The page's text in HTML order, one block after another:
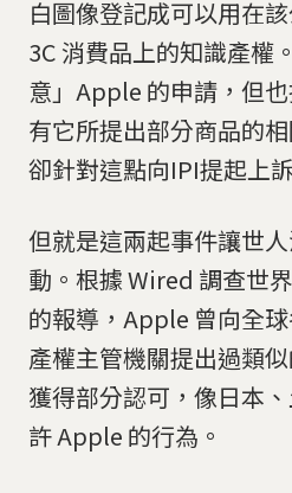
白圖像登記成可以用在
3C 消費品上的知識產權
意」Apple 的申請，但
有它所提出部分商品的
卻針對這點向IPI提起上
但就是這兩起事件讓世
動。根據 Wired 調查世
的報導，Apple 曾向全
產權主管機關提出過類
獲得部分認可，像日本
許 Apple 的行為。